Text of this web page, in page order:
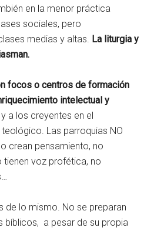
en la menor práctica
sociales, pero
medias y altas. La liturgia y
focos o centros de formación
intelectual y
a los creyentes en el
Las parroquias NO
crean pensamiento, no
tienen voz profética, no
de lo mismo. No se preparan
bíblicos, a pesar de su propia